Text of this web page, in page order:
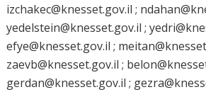
izchakec@knesset.gov.il ;
yedelstein@knesset.gov.il ;
efye@knesset.gov.il ;
zaevb@knesset.gov.il ;
gerdan@knesset.gov.il ;